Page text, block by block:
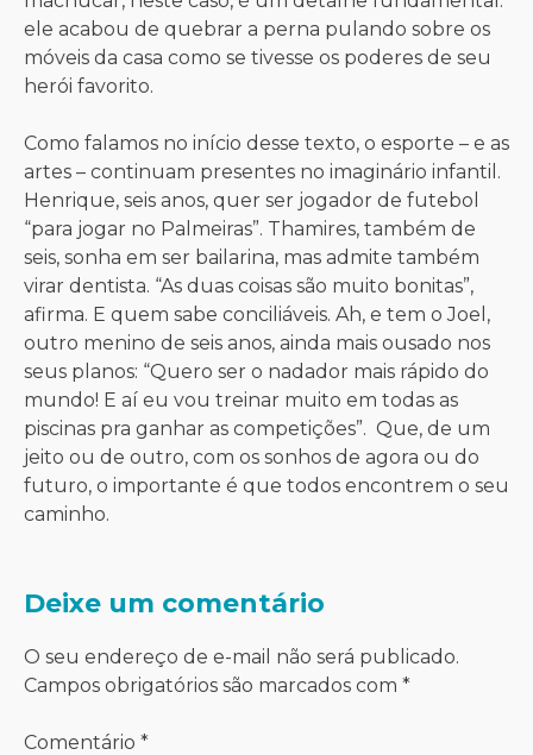
ele acabou de quebrar a perna pulando sobre os
móveis da casa como se tivesse os poderes de seu
herói favorito.
Como falamos no início desse texto, o esporte – e as
artes – continuam presentes no imaginário infantil.
Henrique, seis anos, quer ser jogador de futebol
“para jogar no Palmeiras”. Thamires, também de
seis, sonha em ser bailarina, mas admite também
virar dentista. “As duas coisas são muito bonitas”,
afirma. E quem sabe conciliáveis. Ah, e tem o Joel,
outro menino de seis anos, ainda mais ousado nos
seus planos: “Quero ser o nadador mais rápido do
mundo! E aí eu vou treinar muito em todas as
piscinas pra ganhar as competições”. Que, de um
jeito ou de outro, com os sonhos de agora ou do
futuro, o importante é que todos encontrem o seu
caminho.
Deixe um comentário
O seu endereço de e-mail não será publicado.
Campos obrigatórios são marcados com *
Comentário *